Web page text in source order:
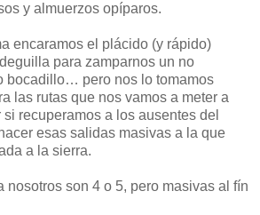
y almuerzos opíparos.
encaramos el plácido (y rápido)
para zamparnos un no
bocadillo… pero nos lo tomamos
las rutas que nos vamos a meter a
si recuperamos a los ausentes del
esas salidas masivas a la que
a la sierra.
nosotros son 4 o 5, pero masivas al fín